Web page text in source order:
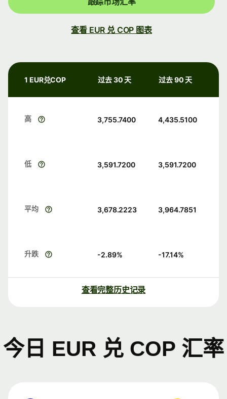
查看 EUR 兑 COP 图表
1 EUR兑COP 过去 30 天 过去 90 天
高 3,755.7400 4,435.5100
低 3,591.7200 3,591.7200
平均 3,678.2223 3,964.7851
升跌 -2.89% -17.14%
查看完整历史记录
今日 EUR 兑 COP 汇率